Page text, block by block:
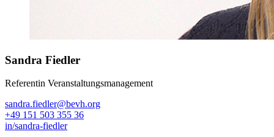
Sandra Fiedler
Referentin Veranstaltungsmanagement
sandra.fiedler@bevh.org
+49 151 503 355 36
in/sandra-fiedler